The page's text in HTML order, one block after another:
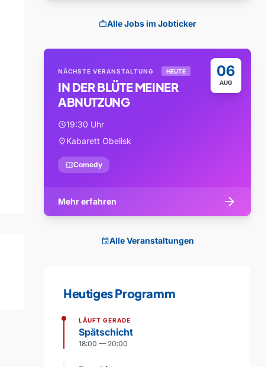
workAlle Jobs im Jobticker
06
AUG
NÄCHSTE VERANSTALTUNG HEUTE
IN DER BLÜTE MEINER
ABNUTZUNG
schedule19:30 Uhr
location_onKabarett Obelisk
confirmation_numberComedy
Mehr erfahren arrow_forward
eventAlle Veranstaltungen
Heutiges Programm
LÄUFT GERADE
Spätschicht
18:00 — 20:00